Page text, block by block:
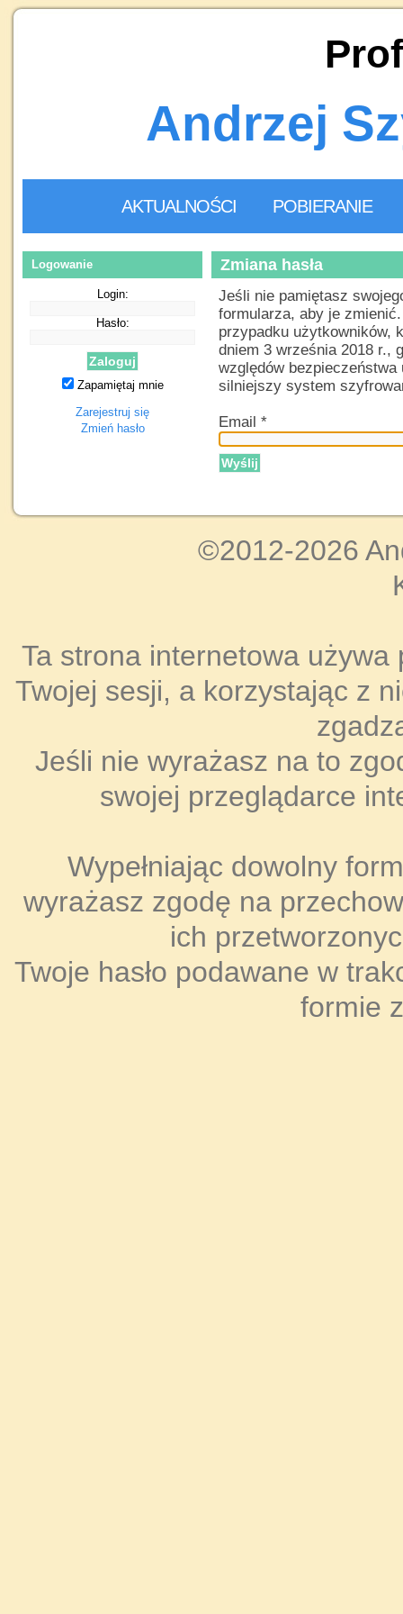
Andrzej
AKTUALNOŚCI POBIERANIE
Logowanie
Login:
Hasło:
Zaloguj
Zapamiętaj mnie
Zarejestruj się
Zmień hasło
Zmiana hasła
Jeśli nie pamiętasz
formularza, aby je
przypadku użytkowników,
dniem 3 września 2018 r.,
względów
silniejszy system
Email *
Wyślij
©2012-2026
Ta strona internetowa
Twojej sesji, a korzystając z
Jeśli nie wyrażasz na to
swojej przeglądarce
Wypełniając dowolny
wyrażasz zgodę na
ich
Twoje hasło podawane w
formie